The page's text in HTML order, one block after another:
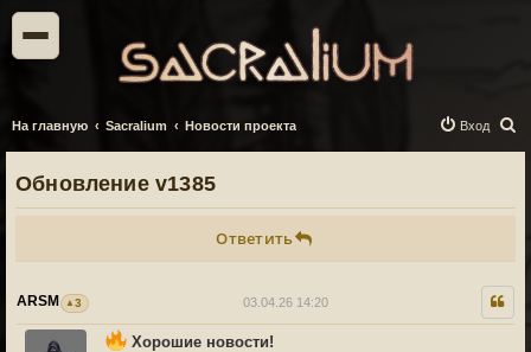
На главную Sacralium Новости проекта
о
Вход
Обновление v1385
Ответить
ARSM 3 03.04.26 14:20
Хорошие новости!